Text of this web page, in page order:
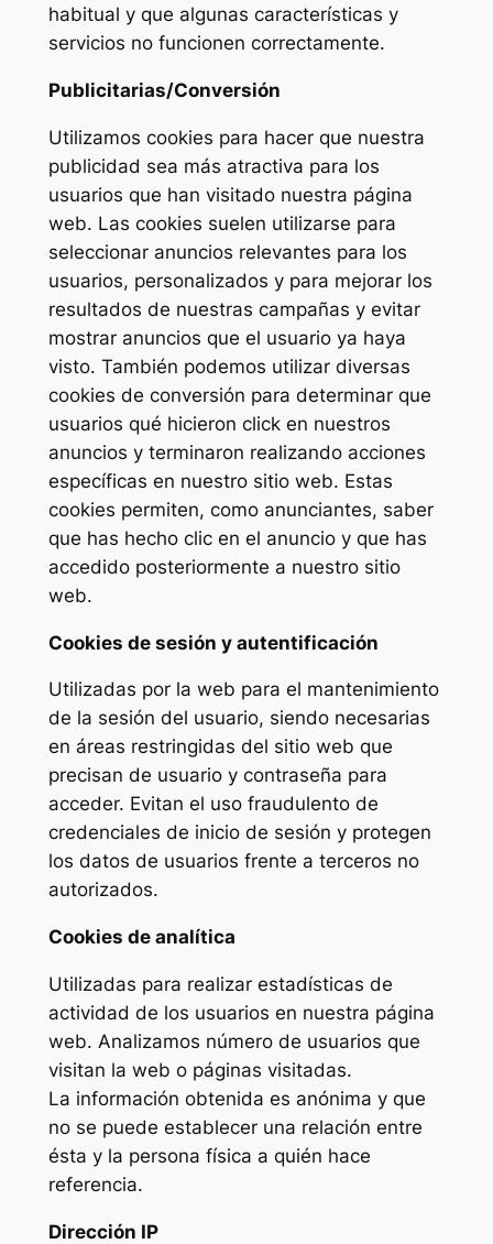
habitual y que algunas características y
servicios no funcionen correctamente.
Publicitarias/Conversión
Utilizamos cookies para hacer que nuestra
publicidad sea más atractiva para los
usuarios que han visitado nuestra página
web. Las cookies suelen utilizarse para
seleccionar anuncios relevantes para los
usuarios, personalizados y para mejorar los
resultados de nuestras campañas y evitar
mostrar anuncios que el usuario ya haya
visto. También podemos utilizar diversas
cookies de conversión para determinar que
usuarios qué hicieron click en nuestros
anuncios y terminaron realizando acciones
específicas en nuestro sitio web. Estas
cookies permiten, como anunciantes, saber
que has hecho clic en el anuncio y que has
accedido posteriormente a nuestro sitio
web.
Cookies de sesión y autentificación
Utilizadas por la web para el mantenimiento
de la sesión del usuario, siendo necesarias
en áreas restringidas del sitio web que
precisan de usuario y contraseña para
acceder. Evitan el uso fraudulento de
credenciales de inicio de sesión y protegen
los datos de usuarios frente a terceros no
autorizados.
Cookies de analítica
Utilizadas para realizar estadísticas de
actividad de los usuarios en nuestra página
web. Analizamos número de usuarios que
visitan la web o páginas visitadas.
La información obtenida es anónima y que
no se puede establecer una relación entre
ésta y la persona física a quién hace
referencia.
Dirección IP